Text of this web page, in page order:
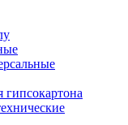
гипсокартона